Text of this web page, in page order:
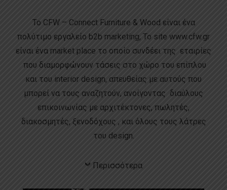
Το CFW – Connect Furniture & Wood είναι ένα
πολύτιμο εργαλείο b2b marketing, Το site www.cfw.gr
είναι ένα market place το οποίο συνδέει της εταιρίες
που διαμορφώνουν τάσεις στο χώρο του επίπλου
και του interior design, απευθείας με αυτούς που
μπορεί να τους αναζητούν, ανοίγοντας διαύλους
επικοινωνίας με αρχιτέκτονες, πωλητές,
διακοσμητές, ξενοδόχους , και όλους τους λάτρες
του design.
Περισσότερα